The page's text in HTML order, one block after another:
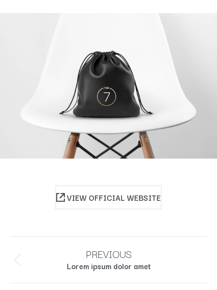
VIEW OFFICIAL WEBSITE
PREVIOUS
Proyecto
anterior
Lorem ipsum dolor amet